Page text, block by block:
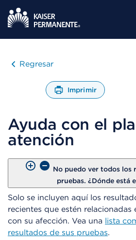
Regresar
Imprimir
A
e
C
u
d
r
o
d
e
D
Ayuda con el
atención
No puedo ver todos los
pruebas. ¿Dónde está
Solo se incluyen aquí los
recientes que estén relacionadas
con su afección. Vea una lista
resultados de sus pruebas.